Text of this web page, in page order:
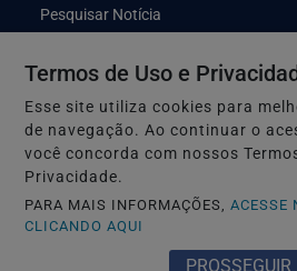
Pesquisar Notícia
Embarque na
Termos de Uso e
Termos de Uso e
Esse site utiliza cookies para
de navegação. Ao continuar o
você concorda com nossos
Privacidade.
PARA MAIS INFORMAÇÕES,ACESSE
CLICANDO AQUI
PROSSEGUIR